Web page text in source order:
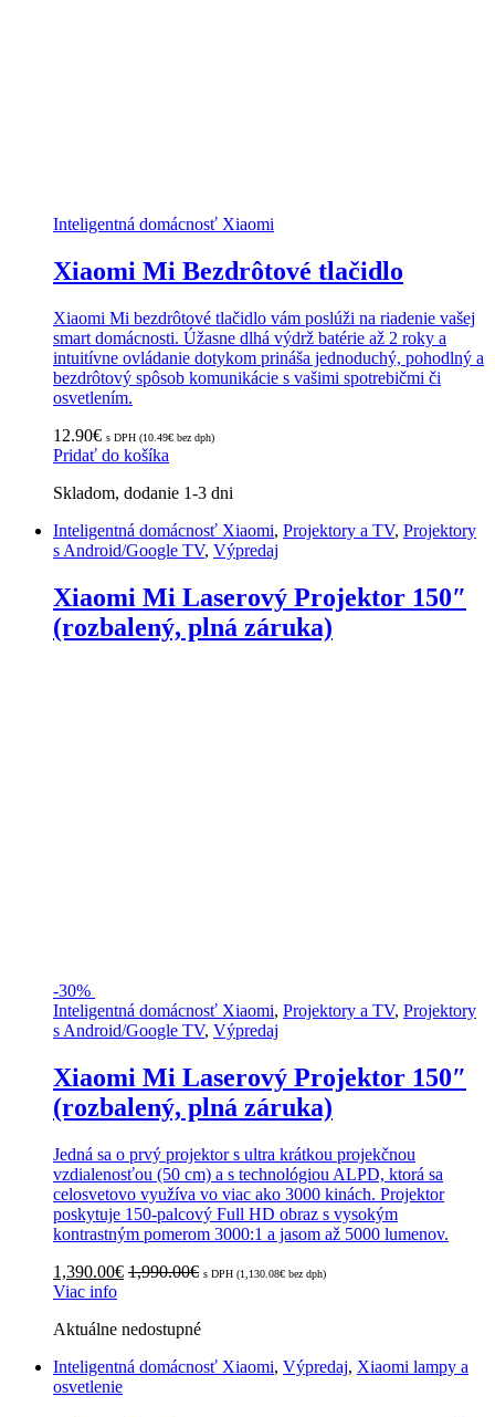
Inteligentná domácnosť Xiaomi
Xiaomi Mi Bezdrôtové tlačidlo
Xiaomi Mi bezdrôtové tlačidlo vám poslúži na riadenie vašej
smart domácnosti. Úžasne dlhá výdrž batérie až 2 roky a
intuitívne ovládanie dotykom prináša jednoduchý, pohodlný a
bezdrôtový spôsob komunikácie s vašimi spotrebičmi či
osvetlením.
12.90€ s DPH (10.49€ bez dph)
Pridať do košíka
Skladom, dodanie 1-3 dni
Inteligentná domácnosť Xiaomi, Projektory a TV, Projektory
s Android/Google TV, Výpredaj
Xiaomi Mi Laserový Projektor 150″
(rozbalený, plná záruka)
-30%
Inteligentná domácnosť Xiaomi, Projektory a TV, Projektory
s Android/Google TV, Výpredaj
Xiaomi Mi Laserový Projektor 150″
(rozbalený, plná záruka)
Jedná sa o prvý projektor s ultra krátkou projekčnou
vzdialenosťou (50 cm) a s technológiou ALPD, ktorá sa
celosvetovo využíva vo viac ako 3000 kinách. Projektor
poskytuje 150-palcový Full HD obraz s vysokým
kontrastným pomerom 3000:1 a jasom až 5000 lumenov.
1,390.00€ 1,990.00€ s DPH (1,130.08€ bez dph)
Viac info
Aktuálne nedostupné
Inteligentná domácnosť Xiaomi, Výpredaj, Xiaomi lampy a
osvetlenie